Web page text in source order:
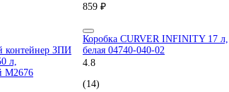
контейнер ЗПИ
л,
М2676
859 ₽
Коробка CURVER INFINITY 17 л,
белая 04740-040-02
4.8
(14)